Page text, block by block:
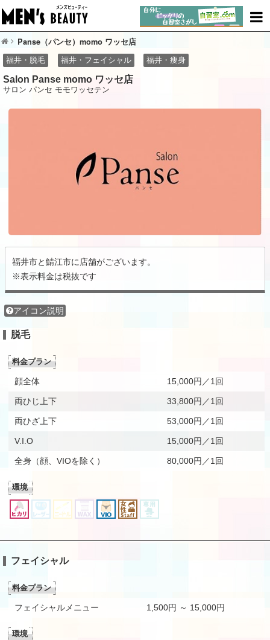
Panse（パンセ）momo ワッセ店
福井・脱毛 福井・フェイシャル 福井・痩身
Salon Panse momo ワッセ店
サロン パンセ モモワッセテン
福井市と鯖江市に店舗がございます。
※表示料金は税抜です
アイコン説明
脱毛
料金プラン
顔全体 15,000円／1回
両ひじ上下 33,800円／1回
両ひざ上下 53,000円／1回
V.I.O 15,000円／1回
全身（顔、VIOを除く） 80,000円／1回
環境
フェイシャル
料金プラン
フェイシャルメニュー 1,500円 ～ 15,000円
環境